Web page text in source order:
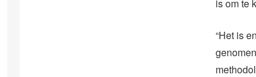
is om te
“Het is